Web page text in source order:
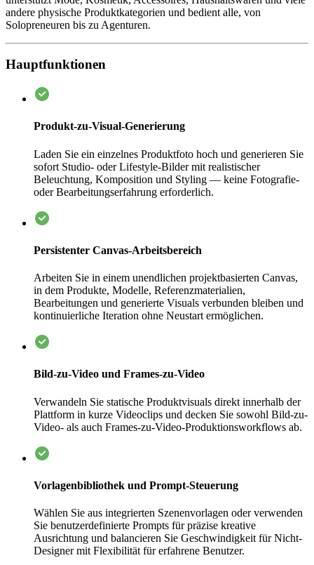
andere physische Produktkategorien und bedient alle, von
Solopreneuren bis zu Agenturen.
Hauptfunktionen
Produkt-zu-Visual-Generierung
Laden Sie ein einzelnes Produktfoto hoch und generieren Sie
sofort Studio- oder Lifestyle-Bilder mit realistischer
Beleuchtung, Komposition und Styling — keine Fotografie-
oder Bearbeitungserfahrung erforderlich.
Persistenter Canvas-Arbeitsbereich
Arbeiten Sie in einem unendlichen projektbasierten Canvas,
in dem Produkte, Modelle, Referenzmaterialien,
Bearbeitungen und generierte Visuals verbunden bleiben und
kontinuierliche Iteration ohne Neustart ermöglichen.
Bild-zu-Video und Frames-zu-Video
Verwandeln Sie statische Produktvisuals direkt innerhalb der
Plattform in kurze Videoclips und decken Sie sowohl Bild-zu-
Video- als auch Frames-zu-Video-Produktionsworkflows ab.
Vorlagenbibliothek und Prompt-Steuerung
Wählen Sie aus integrierten Szenenvorlagen oder verwenden
Sie benutzerdefinierte Prompts für präzise kreative
Ausrichtung und balancieren Sie Geschwindigkeit für Nicht-
Designer mit Flexibilität für erfahrene Benutzer.